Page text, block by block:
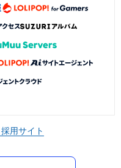
採用サイト